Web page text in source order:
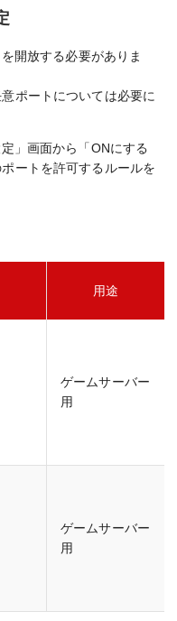
開放する必要がありま
ポートについては必要に
」画面から「ONにする
ートを許可するルールを
用途
ゲームサーバー
用
ゲームサーバー
用